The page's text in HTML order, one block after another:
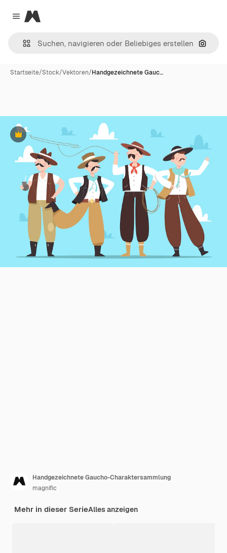
Close menu
Magnific
Nach
Startseite/Stock/Vektoren/Handgezeichnete Gauc…
Premium
Handgezeichnete Gaucho-Charaktersammlung
magnific
Mehr in dieser SerieAlles anzeigen